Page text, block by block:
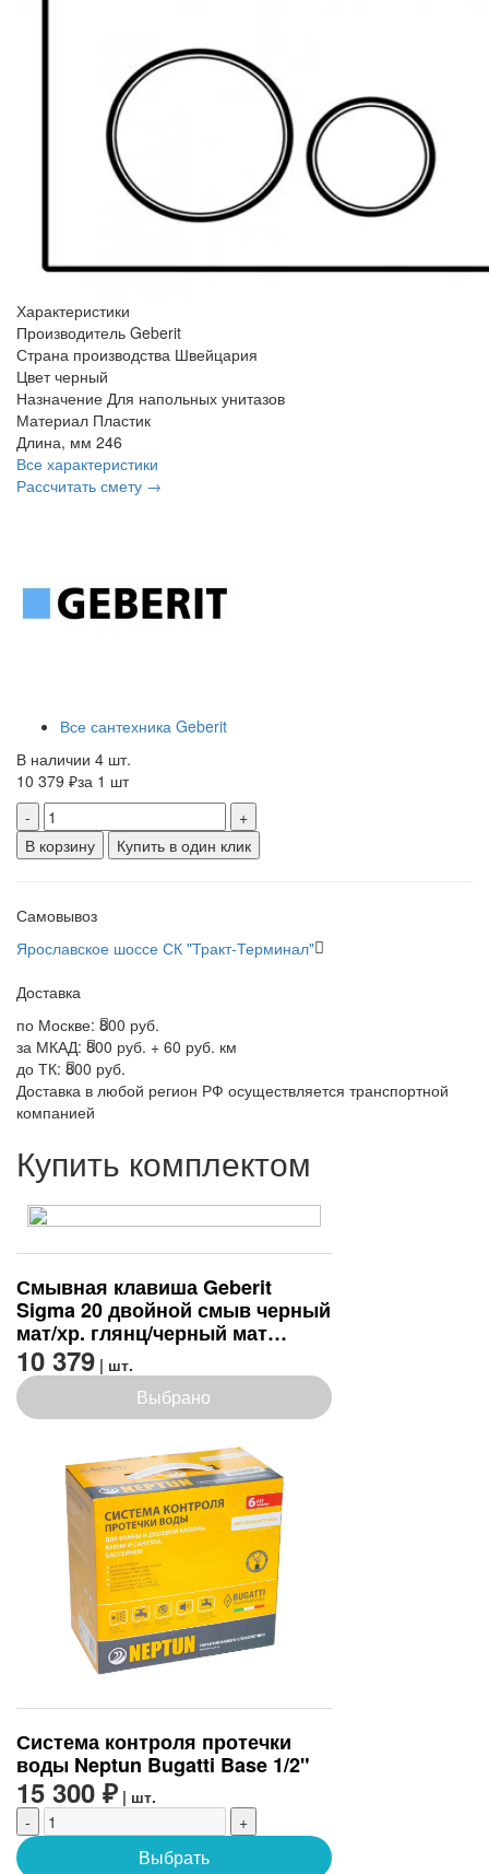
Характеристики
Производитель Geberit
Страна производства Швейцария
Цвет черный
Назначение Для напольных унитазов
Материал Пластик
Длина, мм 246
Все характеристики
Рассчитать смету →
Все сантехника Geberit
В наличии 4 шт.
10 379 ₽за 1 шт
-
+
В корзину
Купить в один клик
Самовывоз
Ярославское шоссе СК "Тракт-Терминал"
Доставка
по Москве: 800 руб.
за МКАД: 800 руб. + 60 руб. км
до ТК: 800 руб.
Доставка в любой регион РФ осуществляется транспортной
компанией
Купить комплектом
Смывная клавиша Geberit
Sigma 20 двойной смыв черный
мат/хр. глянц/черный мат
(115.882.14.1)
10 379 | шт.
Выбрано
Система контроля протечки
воды Neptun Bugatti Base 1/2"
15 300 ₽ | шт.
-
+
Выбрать